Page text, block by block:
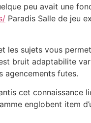
peu avait une
Paradis Salle de jeu
les sujets vous
bruit adaptabilite
agencements futes.
cet connaissance
englobent item